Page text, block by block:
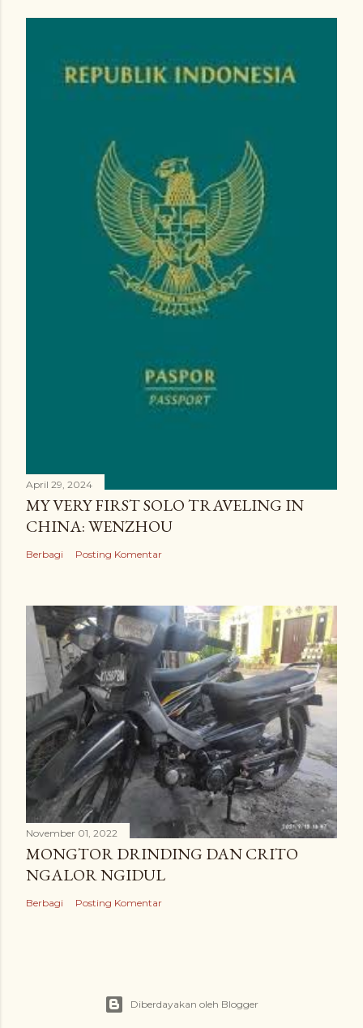
April 29, 2024
MY VERY FIRST SOLO TRAVELING IN
CHINA: WENZHOU
Berbagi Posting Komentar
November 01, 2022
MONGTOR DRINDING DAN CRITO
NGALOR NGIDUL
Berbagi Posting Komentar
Diberdayakan oleh Blogger